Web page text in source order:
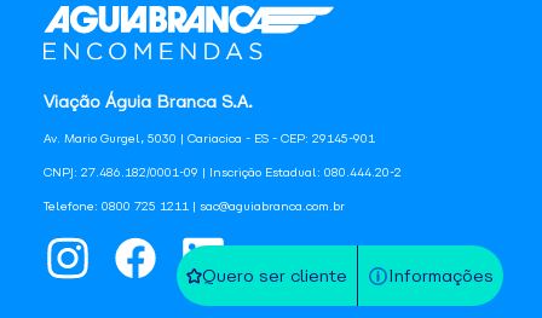
Quero ser cliente Informações
Viação Águia Branca S.A.
Av. Mario Gurgel, 5030 | Cariacica - ES - CEP: 29145-901
CNPJ: 27.486.182/0001-09 | Inscrição Estadual: 080.444.20-2
Telefone: 0800 725 1211 | sac@aguiabranca.com.br